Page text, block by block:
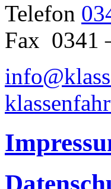
Telefon
Fax 0341